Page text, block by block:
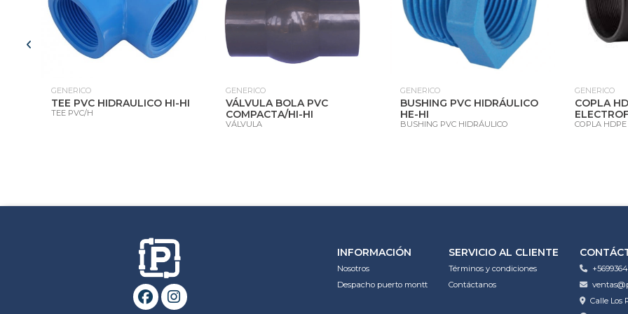
GENERICO
TEE PVC HIDRAULICO HI-HI
TEE PVC/H
GENERICO
VÁLVULA BOLA PVC
COMPACTA/HI-HI
VÁLVULA
GENERICO
BUSHING PVC HIDRÁULICO
HE-HI
BUSHING PVC HIDRÁULICO
GENERICO
COPLA
COPLA
INFORMACIÓN
Nosotros
Despacho puerto montt
SERVICIO AL CLIENTE
Términos y condiciones
Contáctanos
Calle Los